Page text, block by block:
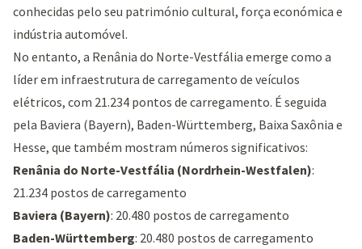
conhecidas pelo seu património cultural, força económica e
indústria automóvel.
No entanto, a Renânia do Norte-Vestfália emerge como a
líder em infraestrutura de carregamento de veículos
elétricos, com 21.234 pontos de carregamento. É seguida
pela Baviera (Bayern), Baden-Württemberg, Baixa Saxônia e
Hesse, que também mostram números significativos:
Renânia do Norte-Vestfália (Nordrhein-Westfalen):
21.234 postos de carregamento
Baviera (Bayern): 20.480 postos de carregamento
Baden-Württemberg: 20.480 postos de carregamento